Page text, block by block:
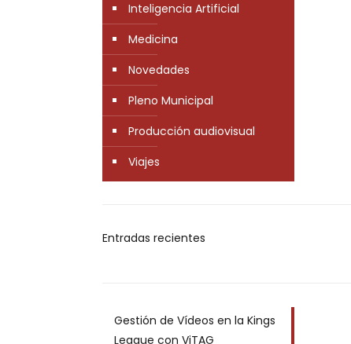
Inteligencia Artificial
Medicina
Novedades
Pleno Municipal
Producción audiovisual
Viajes
Entradas recientes
Gestión de Vídeos en la Kings
League con ViTAG